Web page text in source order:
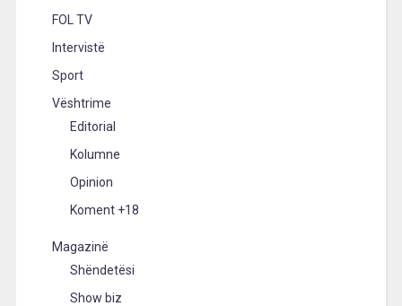
FOL TV
Intervistë
Sport
Vështrime
Editorial
Kolumne
Opinion
Koment +18
Magazinë
Shëndetësi
Show biz